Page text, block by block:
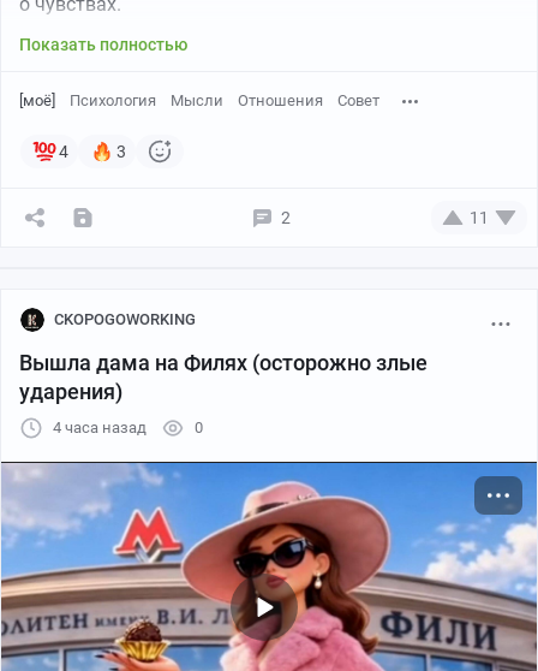
Показать полностью
[моё] Психология Мысли Отношения Совет
4 3
2 11
CKOPOGOWORKING
Вышла дама на Филях (осторожно злые
ударения)
4 часа назад 0